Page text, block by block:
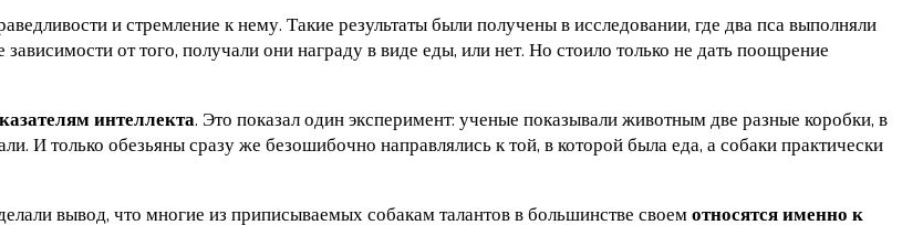
и стремление к нему. Такие результаты были получены в исследовании, где два пса выполняли
от того, получали они награду в виде еды, или нет. Но стоило только не дать поощрение
интеллекта. Это показал один эксперимент: ученые показывали животным две разные коробки, в
И только обезьяны сразу же безошибочно направлялись к той, в которой была еда, а собаки практически
вывод, что многие из приписываемых собакам талантов в большинстве своем относятся именно к